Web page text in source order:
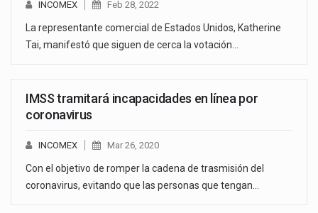
INCOMEX Feb 28, 2022
La representante comercial de Estados Unidos, Katherine
Tai, manifestó que siguen de cerca la votación…
IMSS tramitará incapacidades en línea por
coronavirus
INCOMEX Mar 26, 2020
Con el objetivo de romper la cadena de trasmisión del
coronavirus, evitando que las personas que tengan…